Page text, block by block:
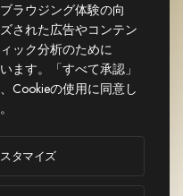
ラウジング体験の向
された広告やコンテン
ック分析のために
ます。「すべて承認」
Cookieの使用に同意し
タマイズ